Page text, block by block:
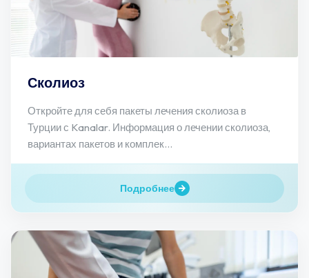
Сколиоз
Откройте для себя пакеты лечения сколиоза в
Турции с Kanalar. Информация о лечении сколиоза,
вариантах пакетов и комплек...
Подробнее